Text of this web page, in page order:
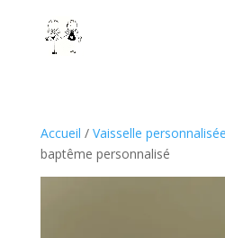
Accueil / Vaisselle personnalisée
baptême personnalisé